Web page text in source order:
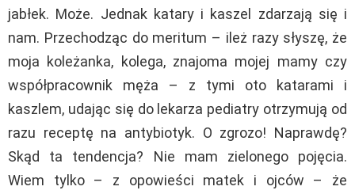
jabłek. Może. Jednak katary i kaszel zdarzają się i
nam. Przechodząc do meritum – ileż razy słyszę, że
moja koleżanka, kolega, znajoma mojej mamy czy
współpracownik męża – z tymi oto katarami i
kaszlem, udając się do lekarza pediatry otrzymują od
razu receptę na antybiotyk. O zgrozo! Naprawdę?
Skąd ta tendencja? Nie mam zielonego pojęcia.
Wiem tylko – z opowieści matek i ojców – że